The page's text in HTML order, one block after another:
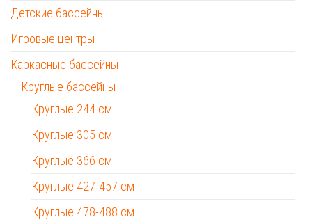
Детские бассейны
Игровые центры
Каркасные бассейны
Круглые бассейны
Круглые 244 см
Круглые 305 см
Круглые 366 см
Круглые 427-457 см
Круглые 478-488 см